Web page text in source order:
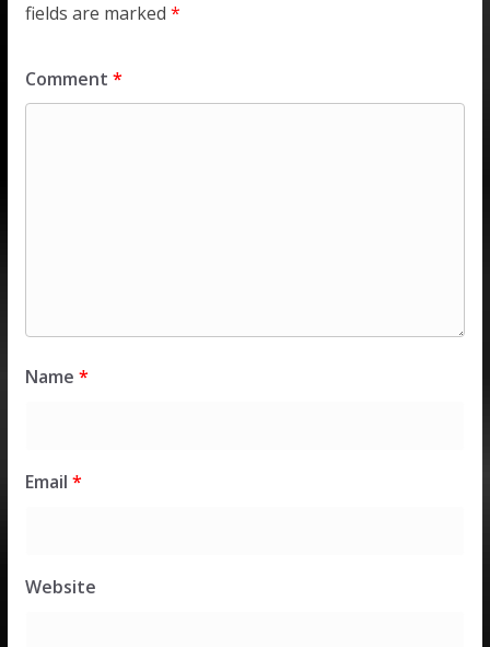
fields are marked *
Comment *
Name *
Email *
Website